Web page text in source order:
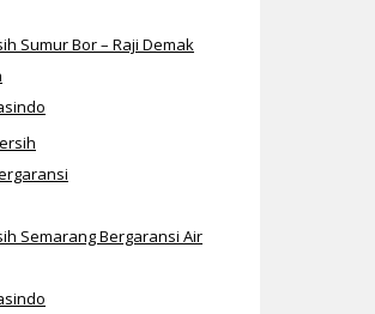
Sumur Bor – Raji Demak
Semarang Bergaransi Air